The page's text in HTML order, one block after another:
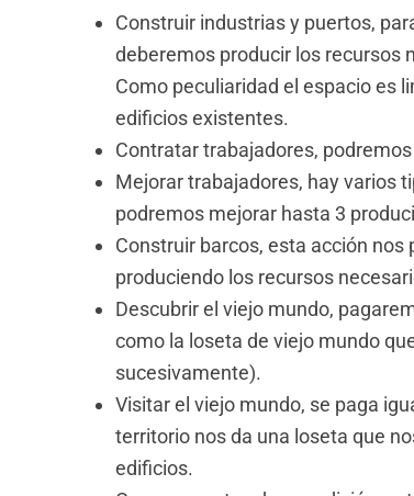
Construir industrias y puertos,
deberemos producir los recursos
Como peculiaridad el espacio es
edificios existentes.
Contratar trabajadores,
Mejorar trabajadores, hay varios
podremos mejorar hasta 3
Construir barcos, esta acción
produciendo los recursos
Descubrir el viejo mundo,
como la loseta de viejo mundo
sucesivamente).
Visitar el viejo mundo, se paga
territorio nos da una loseta que
edificios.